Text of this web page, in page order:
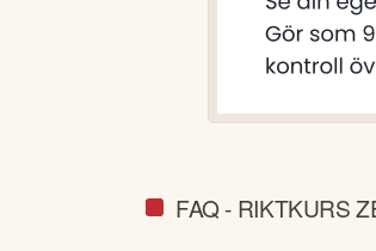
FAQ - RIKTKURS